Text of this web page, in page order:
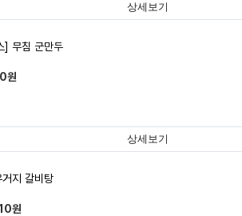
상세보기
] 무침 군만두
원
상세보기
지 갈비탕
원